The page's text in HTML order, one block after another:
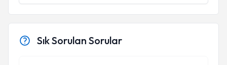
Sık Sorulan Sorular